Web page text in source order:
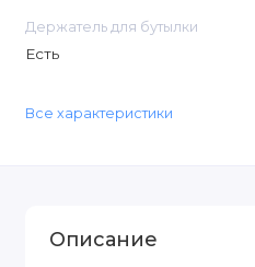
Держатель для бутылки
Есть
Все характеристики
Описание